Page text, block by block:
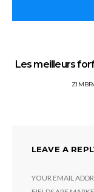
Les meilleurs
LEAVE A
YOUR EMAIL